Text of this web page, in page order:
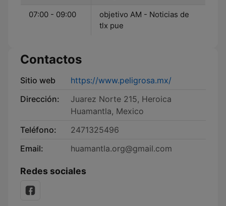
07:00 - 09:00
objetivo AM - Noticias de
tlx pue
Contactos
Sitio web
https://www.peligrosa.mx/
Dirección:
Juarez Norte 215, Heroica
Huamantla, Mexico
Teléfono:
2471325496
Email:
huamantla.org@gmail.com
Redes sociales